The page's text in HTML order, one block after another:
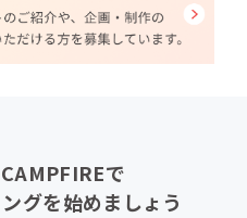
で
グを始めましょう